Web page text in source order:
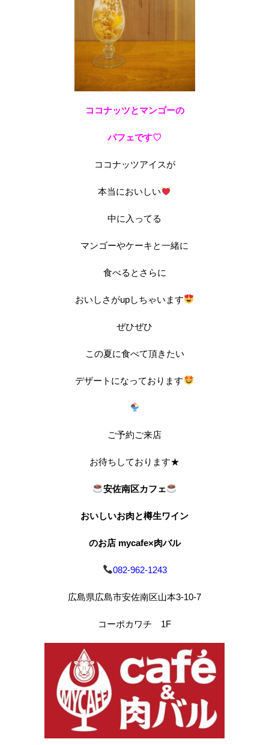
ココナッツとマンゴーの
パフェです♡
ココナッツアイスが
本当においしい
中に入ってる
マンゴーやケーキと一緒に
食べるとさらに
おいしさがupしちゃいます
ぜひぜひ
この夏に食べて頂きたい
デザートになっております
ご予約ご来店
お待ちしております★
安佐南区カフェ
おいしいお肉と樽生ワイン
のお店 mycafe×肉バル
082-962-1243
広島県広島市安佐南区山本3-10-7
コーポカワチ 1F